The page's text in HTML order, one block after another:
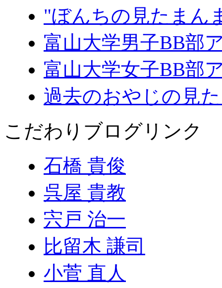
"ぼんちの見たまん
富山大学男子BB部
富山大学女子BB部
過去のおやじの見
こだわりブログリンク
石橋 貴俊
呉屋 貴教
宍戸 治一
比留木 謙司
小菅 直人